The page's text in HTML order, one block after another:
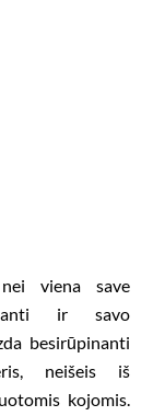
viena save
ir savo
besirūpinanti
neišeis iš
kojomis.